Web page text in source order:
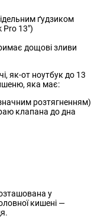
ґудзиком
Pro 13")
дощові зливи
як-от ноутбук до 13
яка має:
розтягненням)
клапана до дна
у
кишені —